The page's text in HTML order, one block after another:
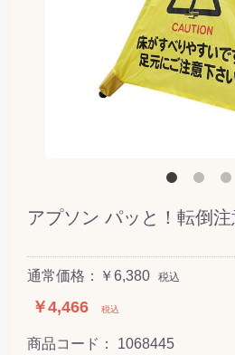
アプソン パッと！転倒
通常価格：￥6,380 税込
￥4,466 税込
商品コード： 1068445